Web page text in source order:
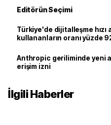
Editörün Seçimi
Türkiye'de dijitalleşme hızı
kullananların oranı yüzde
Anthropic geriliminde yeni
erişim izni
İlgili Haberler